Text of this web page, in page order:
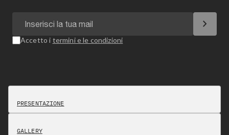
chevron_right
Accetto i termini e le condizioni
PRESENTAZIONE
GALLERY